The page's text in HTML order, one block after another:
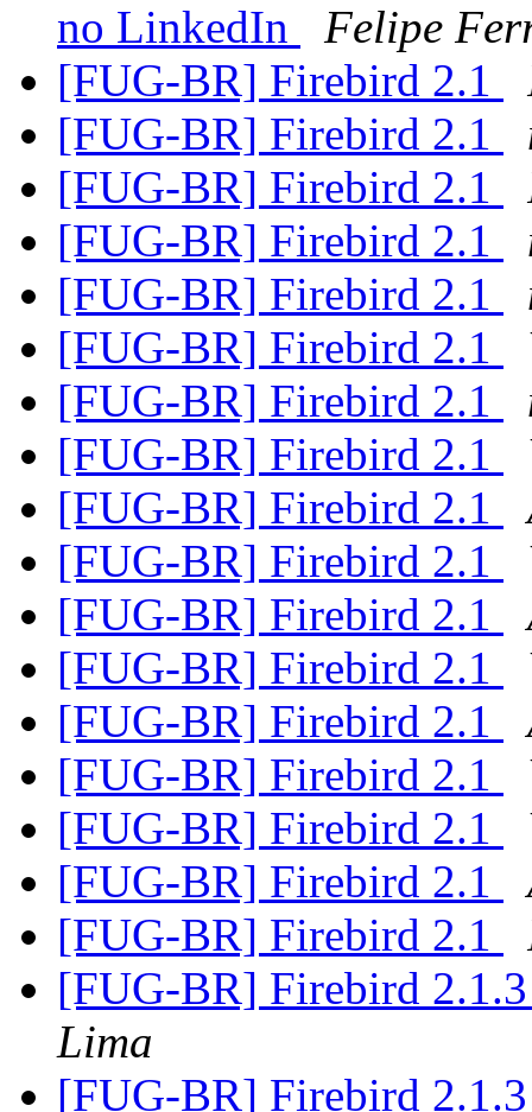
no LinkedIn
Felipe
[FUG-BR] Firebird 2.1
[FUG-BR] Firebird 2.1
[FUG-BR] Firebird 2.1
[FUG-BR] Firebird 2.1
[FUG-BR] Firebird 2.1
[FUG-BR] Firebird 2.1
[FUG-BR] Firebird 2.1
[FUG-BR] Firebird 2.1
[FUG-BR] Firebird 2.1
[FUG-BR] Firebird 2.1
[FUG-BR] Firebird 2.1
[FUG-BR] Firebird 2.1
[FUG-BR] Firebird 2.1
[FUG-BR] Firebird 2.1
[FUG-BR] Firebird 2.1
[FUG-BR] Firebird 2.1
[FUG-BR] Firebird 2.1
[FUG-BR] Firebird
Lima
[FUG-BR] Firebird